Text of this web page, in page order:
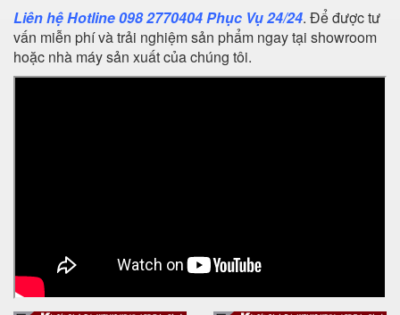
Liên hệ Hotline 098 2770404 Phục Vụ 24/24. Để được tư
vấn miễn phí và trải nghiệm sản phẩm ngay tại showroom
hoặc nhà máy sản xuất của chúng tôi.